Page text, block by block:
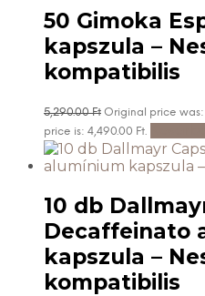
50 Gimoka
kapszula –
kompatibilis
5,290.00Ft Original price was:
price is: 4,490.00 Ft.
10 db
Decaffeinato
kapszula –
kompatibilis